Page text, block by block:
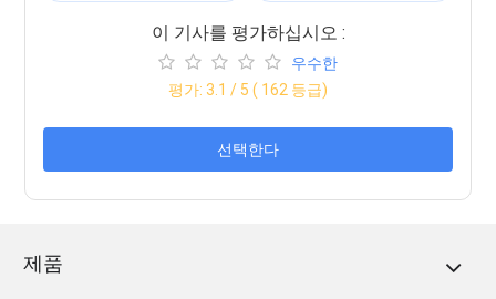
이 기사를 평가하십시오 :
우수한
평가: 3.1 / 5 ( 162 등급)
선택한다
제품